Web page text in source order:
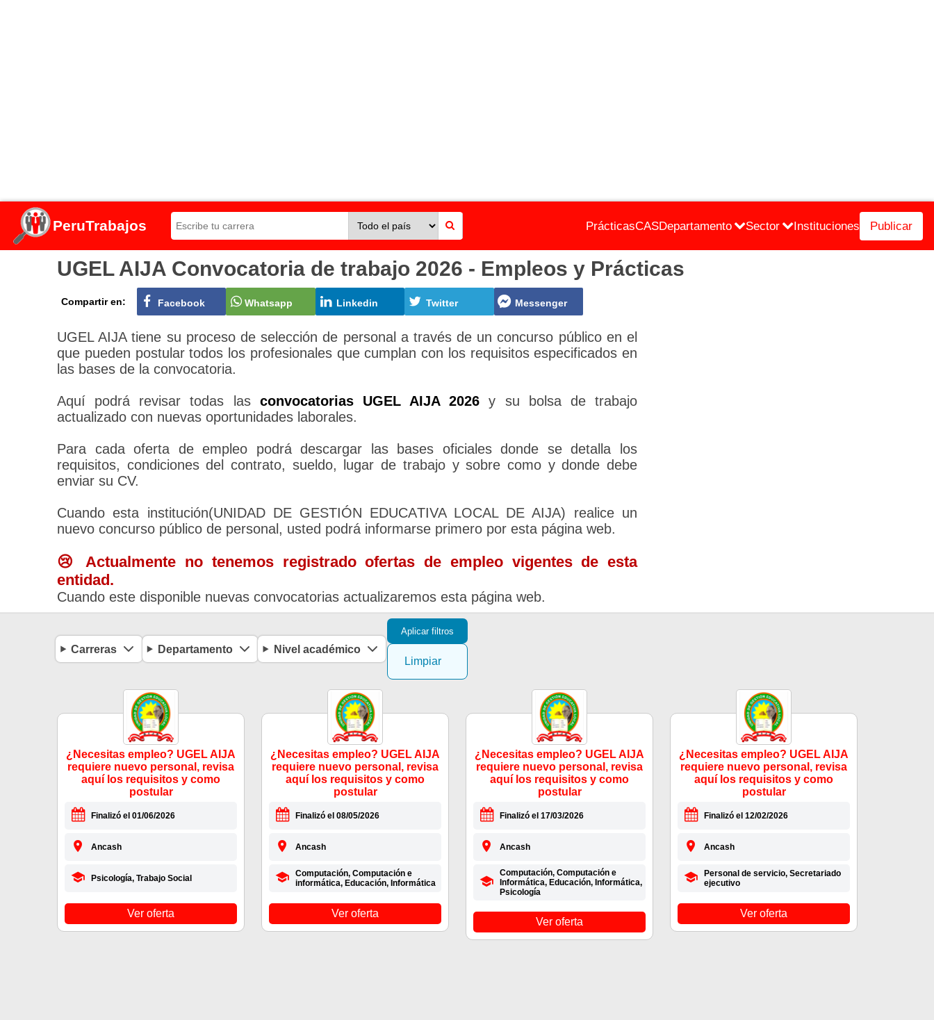
PeruTrabajos PrácticasCASDepartamento Sector Instituciones Publicar
UGEL AIJA Convocatoria de trabajo 2026 - Empleos y Prácticas
Compartir en: Facebook Whatsapp Linkedin Twitter Messenger
UGEL AIJA tiene su proceso de selección de personal a través de un concurso público en el
que pueden postular todos los profesionales que cumplan con los requisitos especificados en
las bases de la convocatoria.
Aquí podrá revisar todas las convocatorias UGEL AIJA 2026 y su bolsa de trabajo
actualizado con nuevas oportunidades laborales.
Para cada oferta de empleo podrá descargar las bases oficiales donde se detalla los
requisitos, condiciones del contrato, sueldo, lugar de trabajo y sobre como y donde debe
enviar su CV.
Cuando esta institución(UNIDAD DE GESTIÓN EDUCATIVA LOCAL DE AIJA) realice un
nuevo concurso público de personal, usted podrá informarse primero por esta página web.
😢 Actualmente no tenemos registrado ofertas de empleo vigentes de esta
entidad.
Cuando este disponible nuevas convocatorias actualizaremos esta página web.
Carreras Departamento Nivel académico
Aplicar filtros
Limpiar
¿Necesitas empleo? UGEL AIJA
requiere nuevo personal, revisa
aquí los requisitos y como
postular
Finalizó el 01/06/2026
Ancash
Psicología, Trabajo Social
Ver oferta
¿Necesitas empleo? UGEL AIJA
requiere nuevo personal, revisa
aquí los requisitos y como
postular
Finalizó el 08/05/2026
Ancash
Computación, Computación e
informática, Educación, Informática
Ver oferta
¿Necesitas empleo? UGEL AIJA
requiere nuevo personal, revisa
aquí los requisitos y como
postular
Finalizó el 17/03/2026
Ancash
Computación, Computación e
Informática, Educación, Informática,
Psicología
Ver oferta
¿Necesitas empleo? UGEL AIJA
requiere nuevo personal, revisa
aquí los requisitos y como
postular
Finalizó el 12/02/2026
Ancash
Personal de servicio, Secretariado
ejecutivo
Ver oferta